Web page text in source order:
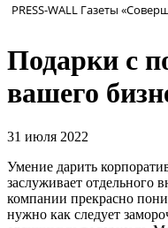
PRESS-WALL Газеты
Подарки с
вашего
31 июля 2022
Умение дарить
заслуживает отдельного
компании прекрасно
нужно как следует